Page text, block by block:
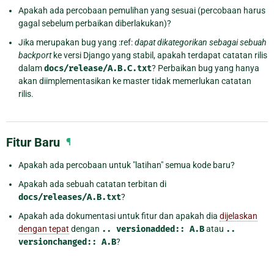
Apakah ada percobaan pemulihan yang sesuai (percobaan harus
gagal sebelum perbaikan diberlakukan)?
Jika merupakan bug yang :ref:dapat dikategorikan sebagai sebuah
backportke versi Django yang stabil, apakah terdapat catatan rilis
dalamdocs/release/A.B.C.txt? Perbaikan bug yang hanya
akan diimplementasikan ke master tidak memerlukan catatan
rilis.
Fitur Baru ¶
Apakah ada percobaan untuk "latihan" semua kode baru?
Apakah ada sebuah catatan terbitan di
docs/releases/A.B.txt?
Apakah ada dokumentasi untuk fitur dan apakah dia dijelaskan
dengan tepat dengan .. versionadded:: A.Batau ..
versionchanged:: A.B?